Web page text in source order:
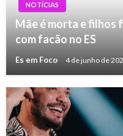
NOTÍCIAS
Mãe é morta e filhos
com facão no ES
Es em Foco 4 de junho de